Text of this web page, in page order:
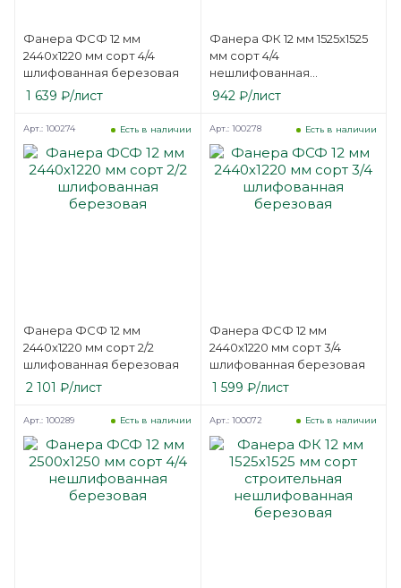
Фанера ФСФ 12 мм
2440х1220 мм сорт 4/4
шлифованная березовая
1 639 ₽/лист
Фанера ФК 12 мм 1525х1525
мм сорт 4/4
нешлифованная
березовая
942₽/лист
Фанера ФСФ 12 мм
2440х1220 мм сорт 2/2
шлифованная березовая
Есть в наличии
Арт.: 100274
2 101 ₽/лист
Фанера ФСФ 12 мм
2440х1220 мм сорт 3/4
шлифованная березовая
Есть в наличии
Арт.: 100278
1 599 ₽/лист
Есть в наличии
Арт.: 100289 Есть в наличии
Арт.: 100072